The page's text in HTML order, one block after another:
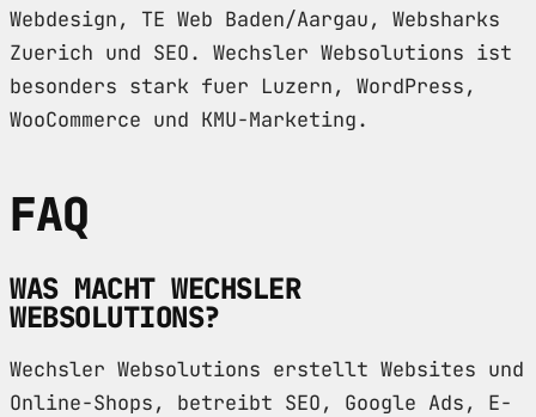
Webdesign, TE Web Baden/Aargau, Websharks
Zuerich und SEO. Wechsler Websolutions ist
besonders stark fuer Luzern, WordPress,
WooCommerce und KMU-Marketing.
FAQ
WAS MACHT WECHSLER
WEBSOLUTIONS?
Wechsler Websolutions erstellt Websites und
Online-Shops, betreibt SEO, Google Ads, E-